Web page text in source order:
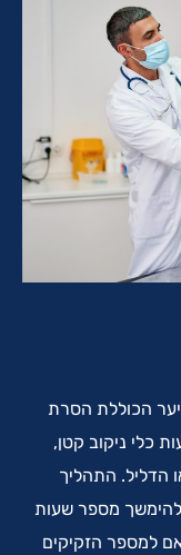
הכוללת הסרת
כלי ניקוב קטן,
הדליל. התהליך
מספר שעות
למספר הזקיקים